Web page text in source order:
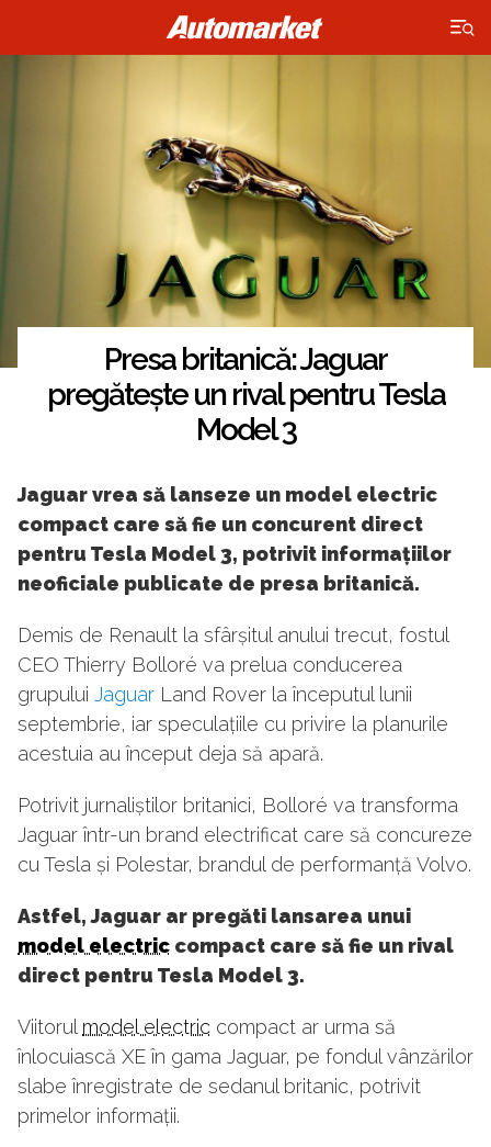
×
Presa britanică: Jaguar
pregătește un rival pentru Tesla
Model 3
Jaguar vrea să lanseze un model electric
compact care să fie un concurent direct
pentru Tesla Model 3, potrivit informațiilor
neoficiale publicate de presa britanică.
Demis de Renault la sfârșitul anului trecut, fostul
CEO Thierry Bolloré va prelua conducerea
grupului Jaguar Land Rover la începutul lunii
septembrie, iar speculațiile cu privire la planurile
acestuia au început deja să apară.
Potrivit jurnaliștilor britanici, Bolloré va transforma
Jaguar într-un brand electrificat care să concureze
cu Tesla și Polestar, brandul de performanță Volvo.
Astfel, Jaguar ar pregăti lansarea unui
model electric compact care să fie un rival
direct pentru Tesla Model 3.
Viitorulmodel electric compact ar urma să
înlocuiască XE în gama Jaguar, pe fondul vânzărilor
slabe înregistrate de sedanul britanic, potrivit
primelor informații.